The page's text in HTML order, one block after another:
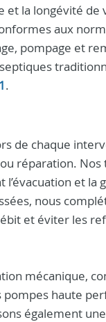
la longévité de
aux
pompage et
.
de chaque
réparation.
l’évacuation et la
nous
et éviter les
mécanique,
pompes haute
également une